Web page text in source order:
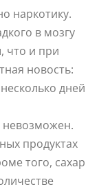
наркотику.
в мозгу
что и при
новость:
дней
невозможен.
продуктах
того, сахар